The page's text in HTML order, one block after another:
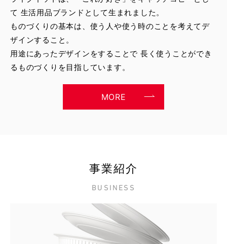
て 生活用品ブランドとして生まれました。
ものづくりの基本は、使う人や使う時のことを考えてデ
ザインすること。
用途にあったデザインをすることで 長く使うことができ
るものづくりを目指しています。
MORE
事業紹介
BUSINESS